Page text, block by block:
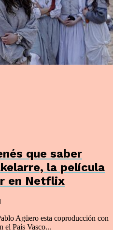
que saber
la película
en Netflix
Agüero esta coproducción con
el País Vasco...